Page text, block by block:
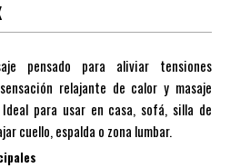
pensado para aliviar tensiones
relajante de calor y masaje
para usar en casa, sofá, silla de
cuello, espalda o zona lumbar.